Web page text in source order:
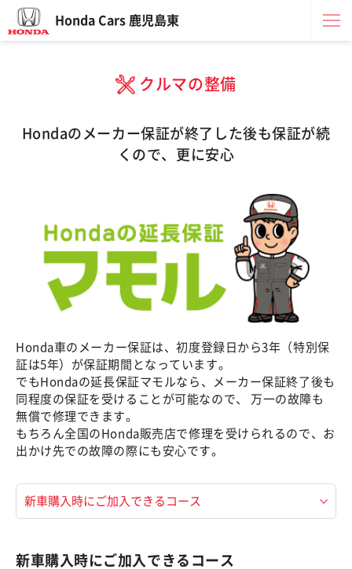
Honda Cars 鹿児島東
クルマの整備
Hondaのメーカー保証が終了した後も保証が続
くので、更に安心
Honda車のメーカー保証は、初度登録日から3年（特別保
証は5年）が保証期間となっています。
でもHondaの延長保証マモルなら、メーカー保証終了後も
同程度の保証を受けることが可能なので、 万一の故障も
無償で修理できます。
もちろん全国のHonda販売店で修理を受けられるので、お
出かけ先での故障の際にも安心です。
新車購入時にご加入できるコース